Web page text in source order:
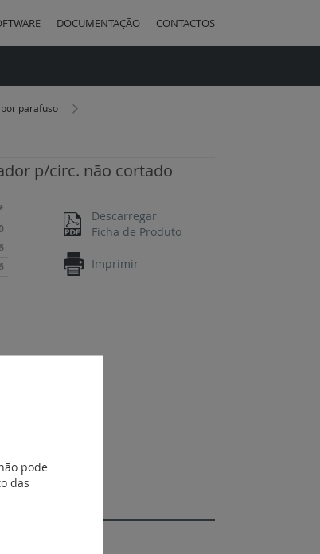
DOCUMENTAÇÃO CONTACTOS
parafuso
p/circ. não cortado
Descarregar
Ficha de Produto
Imprimir
pode
das